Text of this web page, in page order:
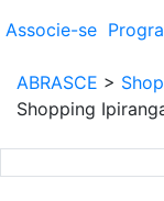
Associe-se
ABRASCE >
Shopping